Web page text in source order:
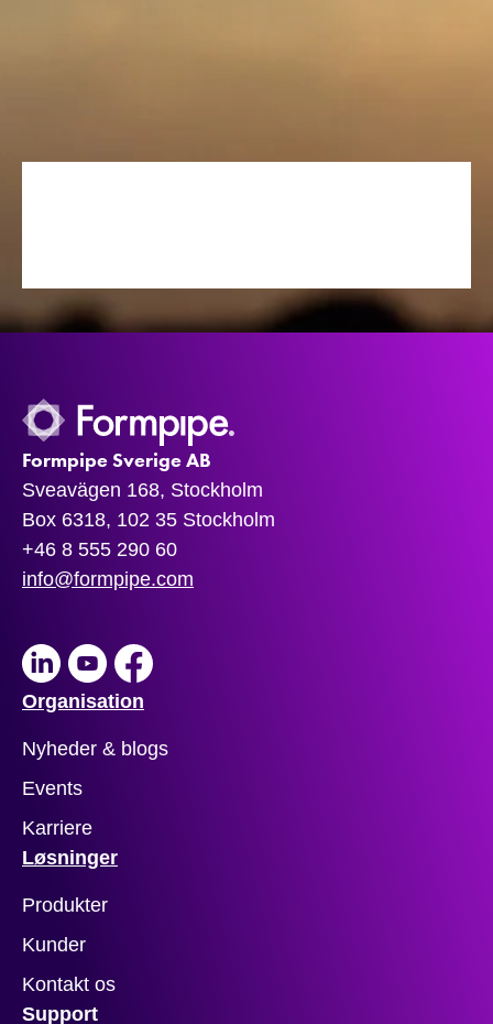
Formpipe Sverige AB
Sveavägen 168, Stockholm
Box 6318, 102 35 Stockholm
+46 8 555 290 60
info@formpipe.com
LinkedInYoutubeFacebook
Organisation
Nyheder & blogs
Events
Karriere
Løsninger
Produkter
Kunder
Kontakt os
Support